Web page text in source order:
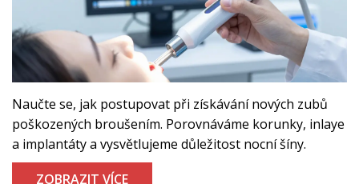
Naučte se, jak postupovat při získávání nových zubů
poškozených broušením. Porovnáváme korunky, inlaye
a implantáty a vysvětlujeme důležitost nocní šíny.
ZOBRAZIT VÍCE